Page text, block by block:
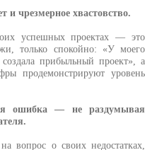
и чрезмерное хвастовство.
успешных проектах — это
только спокойно: «У моего
прибыльный проект», а
продемонстрируют уровень
ошибка — не раздумывая
вопрос о своих недостатках,